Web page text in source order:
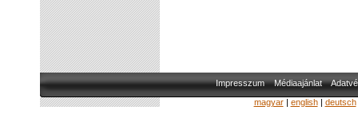
Impresszum Médiaajánlat
magyar| english| deutsch